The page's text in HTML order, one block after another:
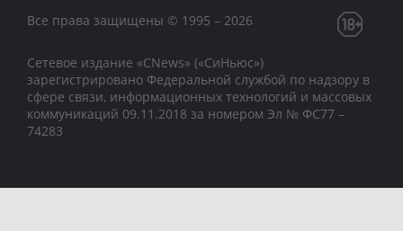
Все права защищены © 1995 – 2026
Сетевое издание «CNews» («СиНьюс»)
зарегистрировано Федеральной службой по надзору в
сфере связи, информационных технологий и массовых
коммуникаций 09.11.2018 за номером Эл № ФС77 –
74283